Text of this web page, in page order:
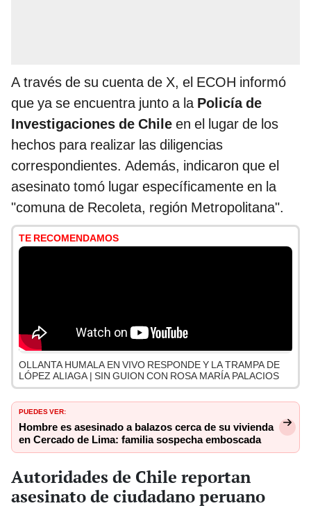
A través de su cuenta de X, el ECOH informó
que ya se encuentra junto a laPolicía de
Investigaciones de Chile en el lugar de los
hechos para realizar las diligencias
correspondientes. Además, indicaron que el
asesinato tomó lugar específicamente en la
"comuna de Recoleta, región Metropolitana".
TE RECOMENDAMOS
OLLANTA HUMALA EN VIVO RESPONDE Y LA TRAMPA DE
LÓPEZ ALIAGA | SIN GUION CON ROSA MARÍA PALACIOS
PUEDES VER:
Hombre es asesinado a balazos cerca de su vivienda
en Cercado de Lima: familia sospecha emboscada
Autoridades de Chile reportan
asesinato de ciudadano peruano